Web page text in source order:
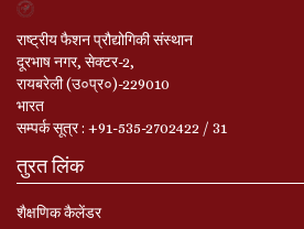
राष्ट्रीय फैशन प्रौद्योगिकी संस्थान
दूरभाष नगर, सेक्टर-2,
रायबरेली (उ०प्र०)-229010
भारत
सम्‍पर्क सूत्र : +91-535-2702422 / 31
तुरत लिंक
शैक्षणिक कैलेंडर